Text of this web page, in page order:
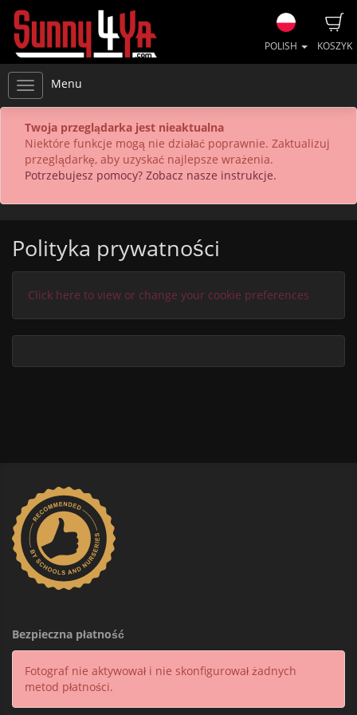
KOSZYK
POLISH
Menu
Twoja przeglądarka jest nieaktualna
Niektóre funkcje mogą nie działać poprawnie. Zaktualizuj
przeglądarkę, aby uzyskać najlepsze wrażenia.
Potrzebujesz pomocy? Zobacz nasze instrukcje.
Polityka prywatności
Click here to view or change your cookie preferences
Bezpieczna płatność
Fotograf nie aktywował i nie skonfigurował żadnych
metod płatności.